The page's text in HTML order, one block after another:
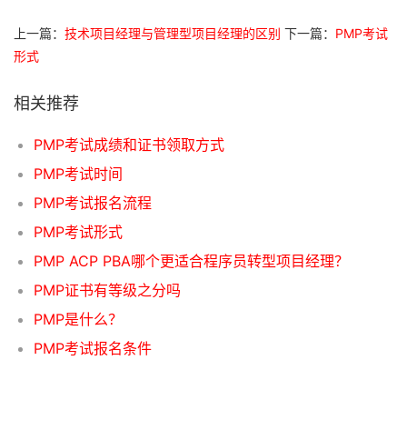
上一篇： 技术项目经理与管理型项目经理的区别 下一篇： PMP考试
形式
相关推荐
PMP考试成绩和证书领取方式
PMP考试时间
PMP考试报名流程
PMP考试形式
PMP ACP PBA哪个更适合程序员转型项目经理？
PMP证书有等级之分吗
PMP是什么？
PMP考试报名条件